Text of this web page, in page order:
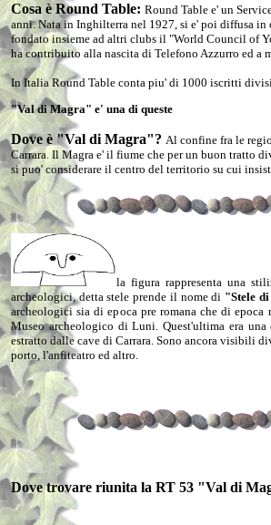
Cosa è Round Table: Round Table e' un
anni. Nata in Inghilterra nel 1927, si e' poi diffusa
fondato insieme ad altri clubs il "World Council of
ha contribuito alla nascita di Telefono Azzurro ed a
In Italia Round Table conta piu' di 1000 iscritti
"Val di Magra" e' una di queste
Dove è "Val di Magra"? Al confine fra le
Carrara. Il Magra e' il fiume che per un buon tratto
si puo' considerare il centro del territorio su cui
la figura rappresenta una
archeologici, detta stele prende il nome di "Stele
archeologici sia di epoca pre romana che di
Museo archeologico di Luni. Quest'ultima era
estratto dalle cave di Carrara. Sono ancora visibili
porto, l'anfiteatro ed altro.
Dove trovare riunita la RT 53 "Val di